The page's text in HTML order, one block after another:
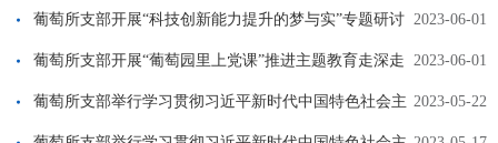
2023-06-01
葡萄所支部开展“科技创新能力提升的梦与实”专题研讨
会暨集体调研会 2023-06-01
葡萄所支部开展“葡萄园里上党课”推进主题教育走深走
实 2023-05-22
葡萄所支部举行学习贯彻习近平新时代中国特色社会主